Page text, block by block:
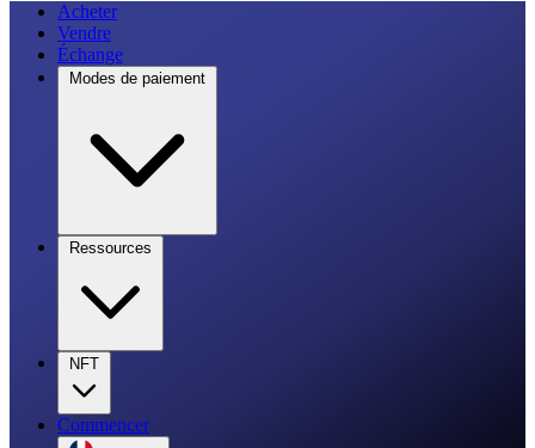
Acheter
Vendre
Échange
Modes de paiement
Ressources
NFT
Commencer